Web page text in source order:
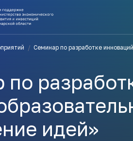
/ Семинар по разработке
по
идей»
Актуальные
ВЫ В
ВАМ СЮДА